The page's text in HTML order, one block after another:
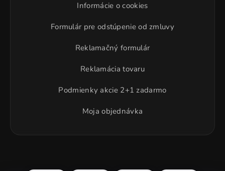
Informácie o cookies
Formulár pre odstúpenie od zmluvy
Reklamačný formulár
Reklamácia tovaru
Podmienky akcie 2+1 zadarmo
Moja objednávka